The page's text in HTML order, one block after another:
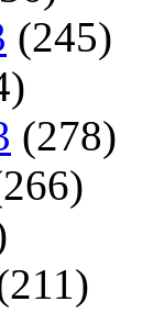
(245)
(278)